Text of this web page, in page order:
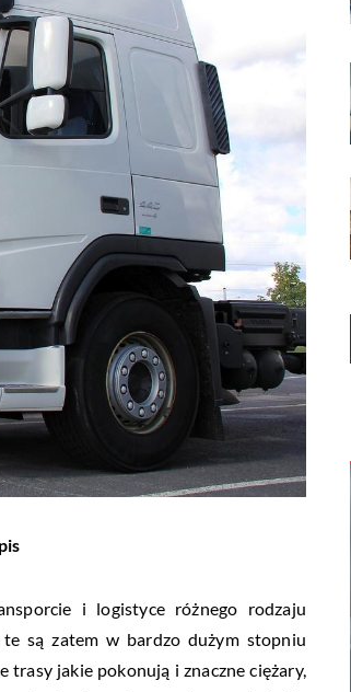
i logistyce różnego rodzaju
są zatem w bardzo dużym stopniu
trasy jakie pokonują i znaczne ciężary,